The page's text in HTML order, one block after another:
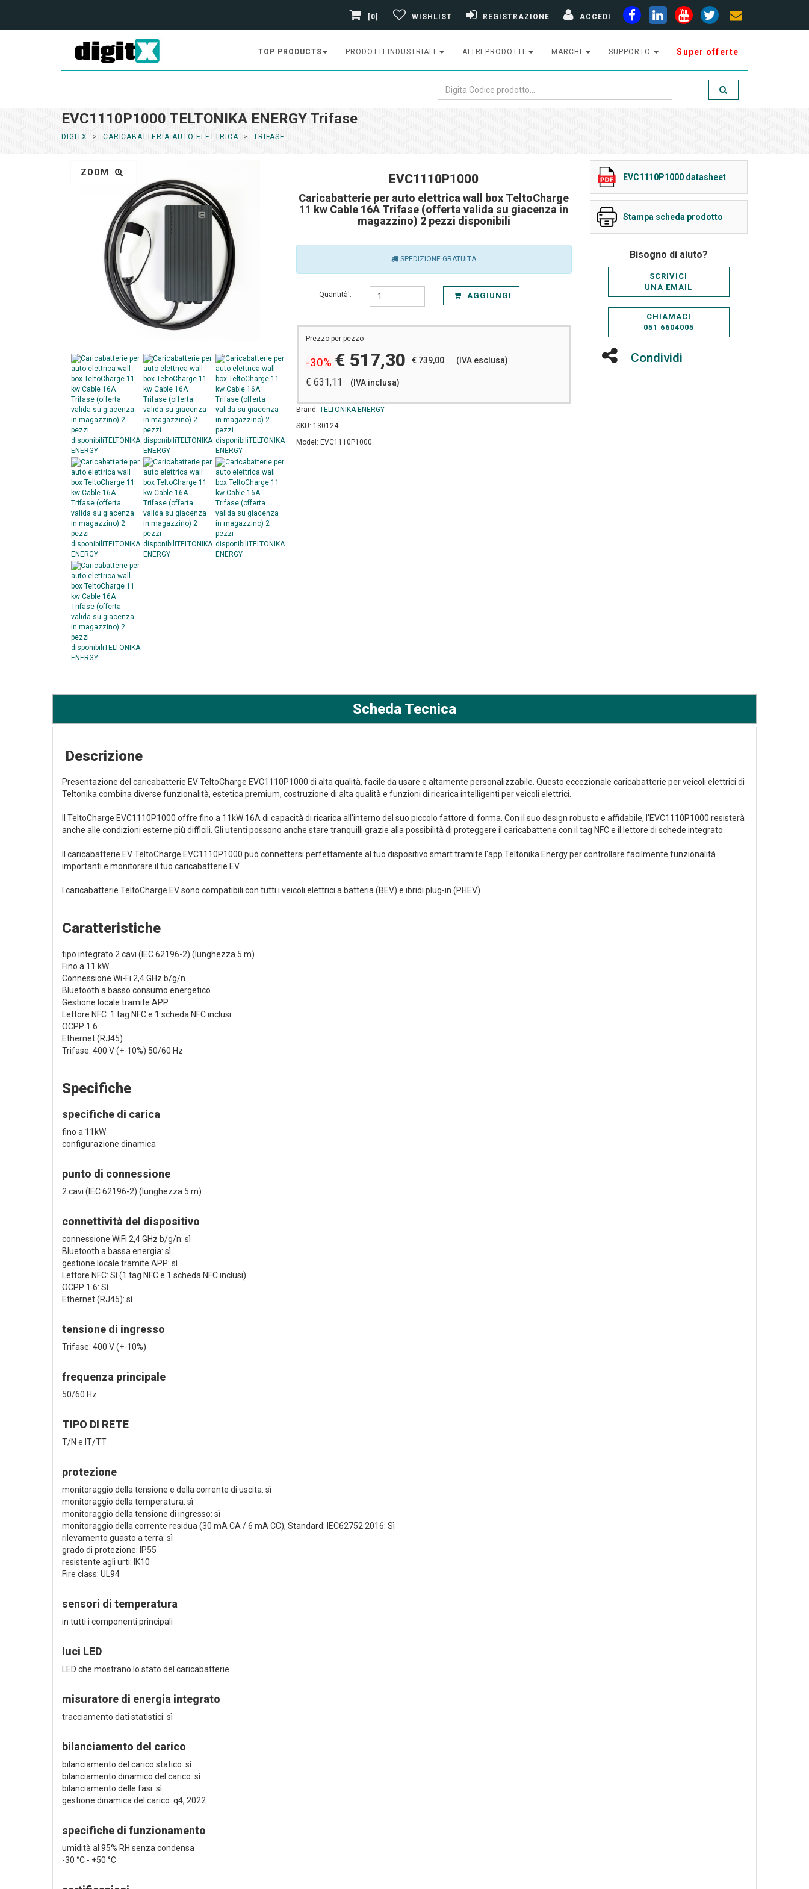
[0] WISHLIST REGISTRAZIONE ACCEDI
TOP PRODUCTS PRODOTTI INDUSTRIALI ALTRI PRODOTTI MARCHI SUPPORTO Super offerte
EVC1110P1000 TELTONIKA ENERGY Trifase
DIGITX CARICABATTERIA AUTO ELETTRICA TRIFASE
ZOOM EVC1110P1000
Caricabatterie per auto elettrica wall box TeltoCharge
11 kw Cable 16A Trifase (offerta valida su giacenza in
magazzino) 2 pezzi disponibili
SPEDIZIONE GRATUITA
Quantità': AGGIUNGI
Prezzo per pezzo
-30% € 517,30 €739,00 (IVA esclusa)
€ 631,11 (IVA inclusa)
Brand: TELTONIKA ENERGY
SKU: 130124
Model: EVC1110P1000
EVC1110P1000 datasheet
Stampa scheda prodotto
Bisogno di aiuto?
SCRIVICI
UNA EMAIL
CHIAMACI
051 6604005
Condividi
Scheda Tecnica
Descrizione
Presentazione del caricabatterie EV TeltoCharge EVC1110P1000 di alta qualità, facile da usare e altamente personalizzabile. Questo eccezionale caricabatterie per veicoli elettrici di
Teltonika combina diverse funzionalità, estetica premium, costruzione di alta qualità e funzioni di ricarica intelligenti per veicoli elettrici.
Il TeltoCharge EVC1110P1000 offre fino a 11kW 16A di capacità di ricarica all'interno del suo piccolo fattore di forma. Con il suo design robusto e affidabile, l'EVC1110P1000 resisterà
anche alle condizioni esterne più difficili. Gli utenti possono anche stare tranquilli grazie alla possibilità di proteggere il caricabatterie con il tag NFC e il lettore di schede integrato.
Il caricabatterie EV TeltoCharge EVC1110P1000 può connettersi perfettamente al tuo dispositivo smart tramite l'app Teltonika Energy per controllare facilmente funzionalità
importanti e monitorare il tuo caricabatterie EV.
I caricabatterie TeltoCharge EV sono compatibili con tutti i veicoli elettrici a batteria (BEV) e ibridi plug-in (PHEV).
Caratteristiche
tipo integrato 2 cavi (IEC 62196-2) (lunghezza 5 m)
Fino a 11 kW
Connessione Wi-Fi 2,4 GHz b/g/n
Bluetooth a basso consumo energetico
Gestione locale tramite APP
Lettore NFC: 1 tag NFC e 1 scheda NFC inclusi
OCPP 1.6
Ethernet (RJ45)
Trifase: 400 V (+-10%) 50/60 Hz
Specifiche
specifiche di carica
fino a 11kW
configurazione dinamica
punto di connessione
2 cavi (IEC 62196-2) (lunghezza 5 m)
connettività del dispositivo
connessione WiFi 2,4 GHz b/g/n: sì
Bluetooth a bassa energia: sì
gestione locale tramite APP: sì
Lettore NFC: Sì (1 tag NFC e 1 scheda NFC inclusi)
OCPP 1.6: Sì
Ethernet (RJ45): sì
tensione di ingresso
Trifase: 400 V (+-10%)
frequenza principale
50/60 Hz
TIPO DI RETE
T/N e IT/TT
protezione
monitoraggio della tensione e della corrente di uscita: sì
monitoraggio della temperatura: sì
monitoraggio della tensione di ingresso: sì
monitoraggio della corrente residua (30 mA CA / 6 mA CC), Standard: IEC62752:2016: Sì
rilevamento guasto a terra: sì
grado di protezione: IP55
resistente agli urti: IK10
Fire class: UL94
sensori di temperatura
in tutti i componenti principali
luci LED
LED che mostrano lo stato del caricabatterie
misuratore di energia integrato
tracciamento dati statistici: sì
bilanciamento del carico
bilanciamento del carico statico: sì
bilanciamento dinamico del carico: sì
bilanciamento delle fasi: sì
gestione dinamica del carico: q4, 2022
specifiche di funzionamento
umidità al 95% RH senza condensa
-30 °C - +50 °C